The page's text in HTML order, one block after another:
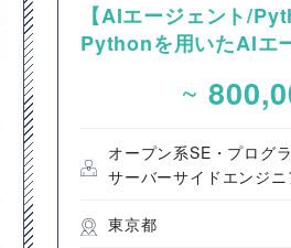
【AIエージェント/
Pythonを用いたAIエ
~
オープン系SE・プログ
サーバーサイドエンジニ
東京都